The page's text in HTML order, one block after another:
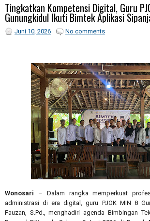
Tingkatkan Kompetensi Digital, Guru
Gunungkidul Ikuti Bimtek Aplikasi
Juni 10, 2026 No comments
Wonosari – Dalam rangka memperkuat
administrasi di era digital, guru PJOK MIN 8
Fauzan, S.Pd., menghadiri agenda Bimbingan